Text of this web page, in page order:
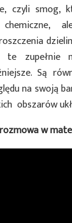
czyli
te zupełnie
Są
na swoją
obszarów
w